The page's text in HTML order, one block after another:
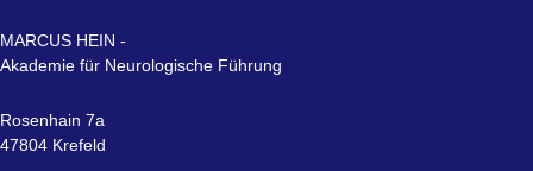
MARCUS HEIN -
Akademie für Neurologische Führung
Rosenhain 7a
47804 Krefeld